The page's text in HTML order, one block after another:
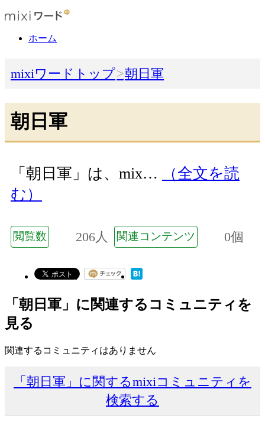
ホーム
mixiワードトップ 朝日軍
朝日軍
「朝日軍」は、mix…
（全文を読
む）
閲覧数 206人 関連コンテンツ 0個
「朝日軍」に関連するコミュニティを
見る
関連するコミュニティはありません
「朝日軍」に関するmixiコミュニティを
検索する